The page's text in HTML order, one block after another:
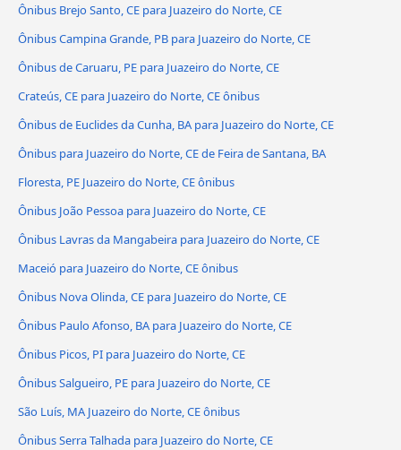
Ônibus Brejo Santo, CE para Juazeiro do Norte, CE
Ônibus Campina Grande, PB para Juazeiro do Norte, CE
Ônibus de Caruaru, PE para Juazeiro do Norte, CE
Crateús, CE para Juazeiro do Norte, CE ônibus
Ônibus de Euclides da Cunha, BA para Juazeiro do Norte, CE
Ônibus para Juazeiro do Norte, CE de Feira de Santana, BA
Floresta, PE Juazeiro do Norte, CE ônibus
Ônibus João Pessoa para Juazeiro do Norte, CE
Ônibus Lavras da Mangabeira para Juazeiro do Norte, CE
Maceió para Juazeiro do Norte, CE ônibus
Ônibus Nova Olinda, CE para Juazeiro do Norte, CE
Ônibus Paulo Afonso, BA para Juazeiro do Norte, CE
Ônibus Picos, PI para Juazeiro do Norte, CE
Ônibus Salgueiro, PE para Juazeiro do Norte, CE
São Luís, MA Juazeiro do Norte, CE ônibus
Ônibus Serra Talhada para Juazeiro do Norte, CE